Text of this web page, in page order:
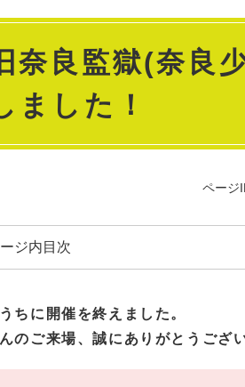
旧奈良監獄(奈良
ました！
ページ
ジ内目次
ちに開催を終えました。
のご来場、誠にありがとうござ